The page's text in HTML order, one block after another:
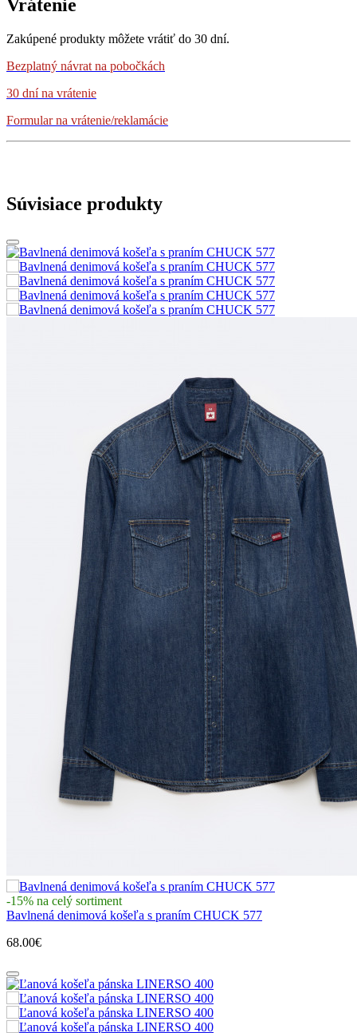
Vrátenie
Zakúpené produkty môžete vrátiť do 30 dní.
Bezplatný návrat na pobočkách
30 dní na vrátenie
Formular na vrátenie/reklamácie
Súvisiace produkty
-15% na celý sortiment
Bavlnená denimová košeľa s praním CHUCK 577
68.00€